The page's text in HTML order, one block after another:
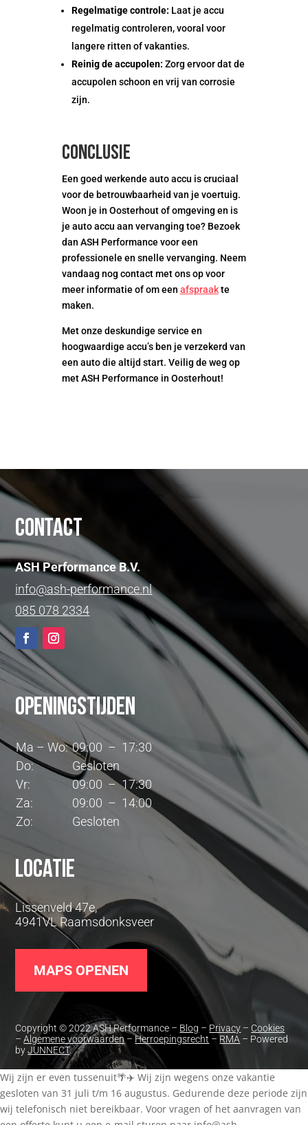
Regelmatige controle: Laat je accu
regelmatig controleren, vooral voor
langere ritten of vakanties.
Reinig de accupolen: Zorg ervoor dat de
accupolen schoon en vrij van corrosie
zijn.
Conclusie
Een goed werkende auto accu is cruciaal
voor de betrouwbaarheid van je voertuig.
Woon je in Oosterhout of omgeving en is
je auto accu aan vervanging toe? Bezoek
dan ASH Performance voor een
professionele en snelle vervanging. Neem
vandaag nog contact met ons op voor
meer informatie of om een afspraakte
maken.
Met onze deskundige service en
hoogwaardige accu’s ben je verzekerd van
een auto die altijd start. Veilig de weg op
met ASH Performance in Oosterhout!
Contact
ASH Performance B.V.
info@ash-performance.nl
085 078 2334
Openingstijden
Ma – Wo: 09:00 – 17:30
Do:
Gesloten
Vr:
09:00 – 17:30
Za:
09:00 – 14:00
Zo:
Gesloten
Locatie
Lissenveld 47e,
4941VL Raamsdonksveer
MAPS OPENEN
Copyright © 2022 ASH Performance – Blog – Privacy – Cookies
–Algemene voorwaarden–Herroepingsrecht –RMA – Powered
byJUNNECT.
Wij zijn er even tussenuit🌴✈️ Wij zijn wegens onze vakantie
gesloten van 31 juli t/m 16 augustus. Gedurende deze periode zijn
wij telefonisch niet bereikbaar. Voor vragen of het aanvragen van